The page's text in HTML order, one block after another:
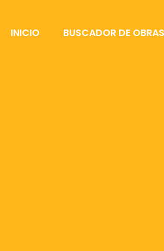
INICIO BUSCADOR DE OBRAS